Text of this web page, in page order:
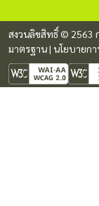
สงวนลิขสิทธิ์ © 2563
มาตรฐาน| นโยบายก